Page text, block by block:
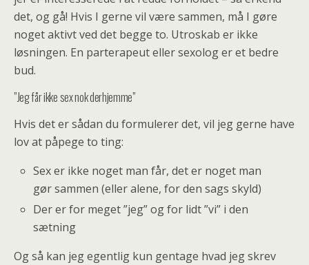
det, og gå! Hvis I gerne vil være sammen, må I gøre
noget aktivt ved det begge to. Utroskab er ikke
løsningen. En parterapeut eller sexolog er et bedre
bud.
”Jeg får ikke sex nok derhjemme”
Hvis det er sådan du formulerer det, vil jeg gerne have
lov at påpege to ting:
Sex er ikke noget man får, det er noget man
gør sammen (eller alene, for den sags skyld)
Der er for meget ”jeg” og for lidt ”vi” i den
sætning
Og så kan jeg egentlig kun gentage hvad jeg skrev